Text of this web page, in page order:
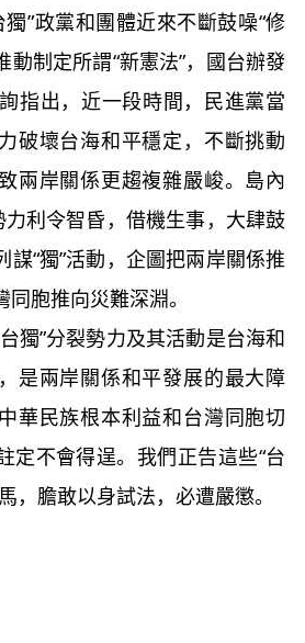
”政黨和團體近來不斷鼓噪“修
動制定所謂“新憲法”，國台辦發
指出，近一段時間，民進黨當
破壞台海和平穩定，不斷挑動
兩岸關係更趨複雜嚴峻。島內
力利令智昏，借機生事，大肆鼓
謀“獨”活動，企圖把兩岸關係推
胞推向災難深淵。
”分裂勢力及其活動是台海和
是兩岸關係和平發展的最大障
華民族根本利益和台灣同胞切
定不會得逞。我們正告這些“台
，膽敢以身試法，必遭嚴懲。